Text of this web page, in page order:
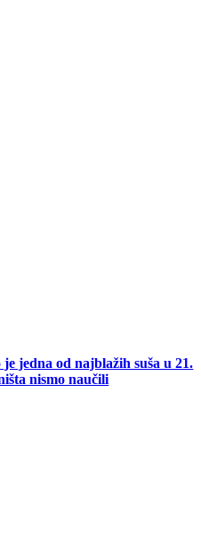
jedna od najblažih suša u 21.
nismo naučili